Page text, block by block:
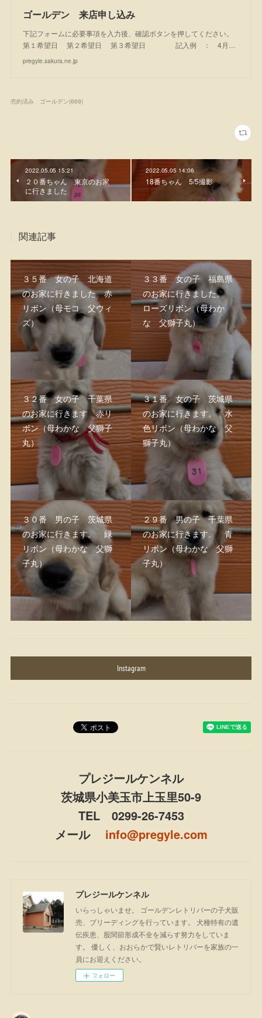
ゴールデン 来店申し込み
下記フォームに必要事項を入力後、確認ボタンを押してください。
第１希望日 第２希望日 第３希望日 記入例 ： 4月…
pregyle.sakura.ne.jp
売約済み ゴールデン(669)
2022.05.05 15:21
２０番ちゃん 東京のお家
に行きました
2022.05.05 14:06
18番ちゃん 5/5撮影
関連記事
３５番 女の子 北海道
のお家に行きました 赤
リボン（母モコ 父ウィ
ズ）
３３番 女の子 福島県
のお家に行きました。
ローズリボン（母わか
な 父獅子丸）
３２番 女の子 千葉県
のお家に行きます 赤リ
ボン（母わかな 父獅子
丸）
３１番 女の子 茨城県
のお家に行きます。 水
色リボン（母わかな 父
獅子丸）
３０番 男の子 茨城県
のお家に行きます。 緑
リボン（母わかな 父獅
子丸）
２９番 男の子 千葉県
のお家に行きます。 青
リボン（母わかな 父獅
子丸）
Instagram
プレジールケンネル
茨城県小美玉市上玉里50-9
TEL 0299-26-7453
メール info@pregyle.com
プレジールケンネル
いらっしゃいませ。 ゴールデンレトリバーの子犬販
売、ブリーディングを行っています。 犬種特有の遺
伝疾患、股関節形成不全を減らす努力をしていま
す。 優しく、おおらかで賢いレトリバーを家族の一
員にお迎えください。
フォロー